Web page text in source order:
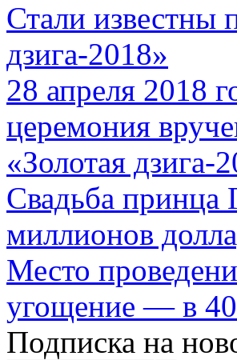
Стали известны
дзига-2018»
28 апреля 2018
церемония
«Золотая дзига-
Свадьба принца
миллионов
Место
угощение — в
Подписка на